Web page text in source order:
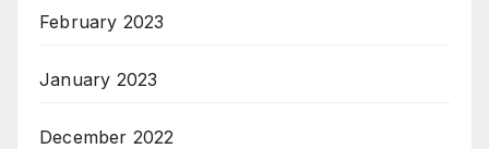
February 2023
January 2023
December 2022